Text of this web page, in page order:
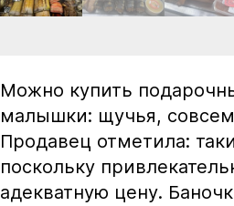
Можно купить
малышки: щучья,
Продавец отметила:
поскольку
адекватную цену.